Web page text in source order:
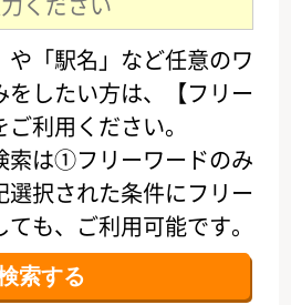
「駅名」など任意のワ
をしたい方は、【フリー
利用ください。
索は①フリーワードのみ
択された条件にフリー
も、ご利用可能です。